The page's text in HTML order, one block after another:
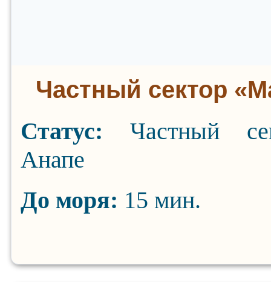
Частный сектор
Статус:Частный
Анапе
До моря: 15 мин.